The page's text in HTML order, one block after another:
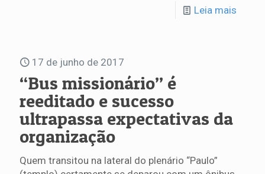
Leia mais
17 de junho de 2017
“Bus missionário” é
reeditado e sucesso
ultrapassa expectativas da
organização
Quem transitou na lateral do plenário “Paulo”